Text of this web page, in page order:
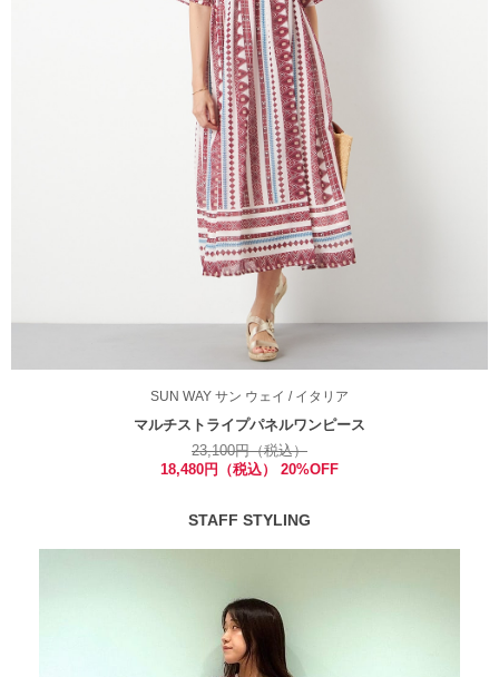
SUN WAY サン ウェイ / イタリア
マルチストライプパネルワンピース
23,100円（税込）
18,480円（税込） 20%OFF
STAFF STYLING